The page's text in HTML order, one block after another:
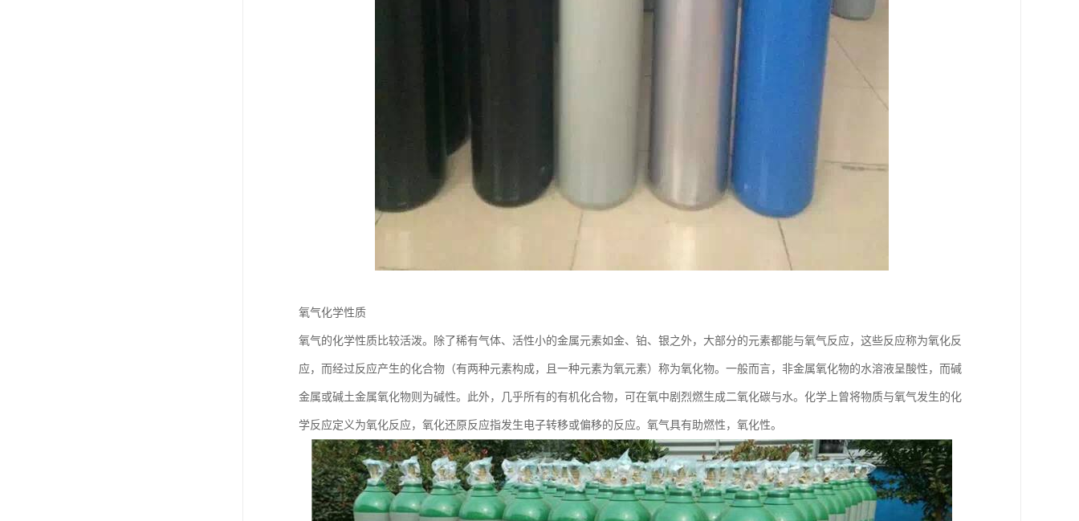
氧气化学性质
氧气的化学性质比较活泼。除了稀有气体、活性小的金属元素如金、铂、银之外，大部分的元素都能与氧气反应，这些反应称为氧化反
应，而经过反应产生的化合物（有两种元素构成，且一种元素为氧元素）称为氧化物。一般而言，非金属氧化物的水溶液呈酸性，而碱
金属或碱土金属氧化物则为碱性。此外，几乎所有的有机化合物，可在氧中剧烈燃生成二氧化碳与水。化学上曾将物质与氧气发生的化
学反应定义为氧化反应，氧化还原反应指发生电子转移或偏移的反应。氧气具有助燃性，氧化性。